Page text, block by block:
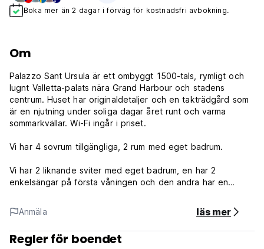
Boka mer än 2 dagar i förväg för kostnadsfri avbokning.
Om
Palazzo Sant Ursula är ett ombyggt 1500-tals, rymligt och
lugnt Valletta-palats nära Grand Harbour och stadens
centrum. Huset har originaldetaljer och en takträdgård som
är en njutning under soliga dagar året runt och varma
sommarkvällar. Wi-Fi ingår i priset.
Vi har 4 sovrum tillgängliga, 2 rum med eget badrum.
Vi har 2 liknande sviter med eget badrum, en har 2
enkelsängar på första våningen och den andra har en
så du kan ha ett rum med två enkelsängar eller ett rum med
en dubbelsäng när du bokar Hastings Suites.
Vi ligger i ett bra bostadsområde men ger ändå en lugn
Anmäla läs mer
Regler för boendet